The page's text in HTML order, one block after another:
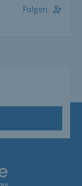
Folgen